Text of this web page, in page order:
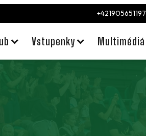
+421905651197
Vstupenky Multimédiá